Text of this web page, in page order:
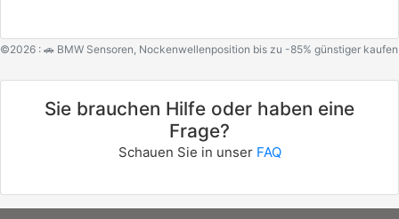
©2026 : 🚗 BMW Sensoren, Nockenwellenposition bis zu -85% günstiger kaufen
Sie brauchen Hilfe oder haben eine
Frage?
Schauen Sie in unser FAQ